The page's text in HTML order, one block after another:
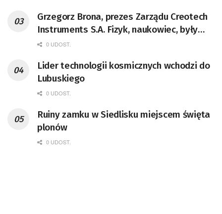
Grzegorz Brona, prezes Zarządu Creotech
Instruments S.A. Fizyk, naukowiec, były
pracownik CERN w Genewie,
doktor habilitowany nauk fizycznych,
koordynator Rady Sektorowej ds.
Kompetencji Przemysłu Lotniczo-
Badań Kosmicznych i Satelitarnych PAN.
0 UDOST.
Lider technologii kosmicznych wchodzi do
Lubuskiego
0 UDOST.
Ruiny zamku w Siedlisku miejscem święta
plonów
0 UDOST.